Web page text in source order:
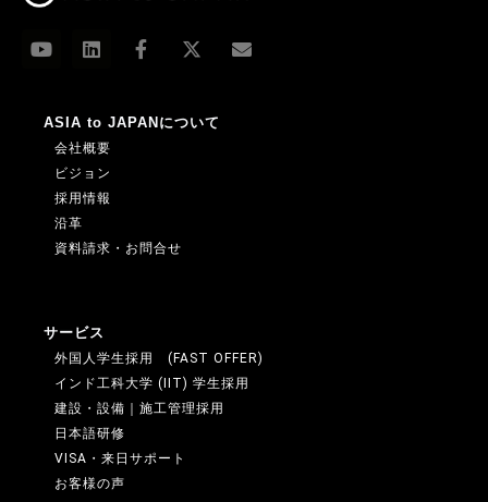
ASIA to JAPANについて
会社概要
ビジョン
採用情報
沿革
資料請求・お問合せ
サービス
外国人学生採用 (FAST OFFER)
インド工科大学 (IIT) 学生採用
建設・設備｜施工管理採用
日本語研修
VISA・来日サポート
お客様の声